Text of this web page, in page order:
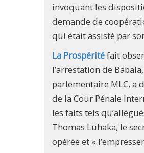
invoquant les
demande de
qui était assisté par
La Prospéritéfait
l’arrestation de
parlementaire MLC, a
de la Cour Pénale
les faits tels
Thomas Luhaka, le
opérée et «